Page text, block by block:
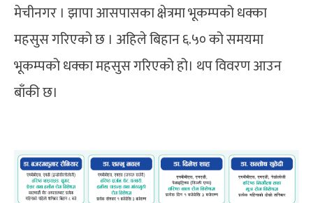
मेचीनगर । झापा आसपासका क्षेत्रमा भूकम्पको धक्का
महसुस गरिएको छ । अहिले बिहान ६.५० को समयमा
भूकम्पको धक्का महसुस गरिएको हो। थप विवरण आउन
बाँकी छ।